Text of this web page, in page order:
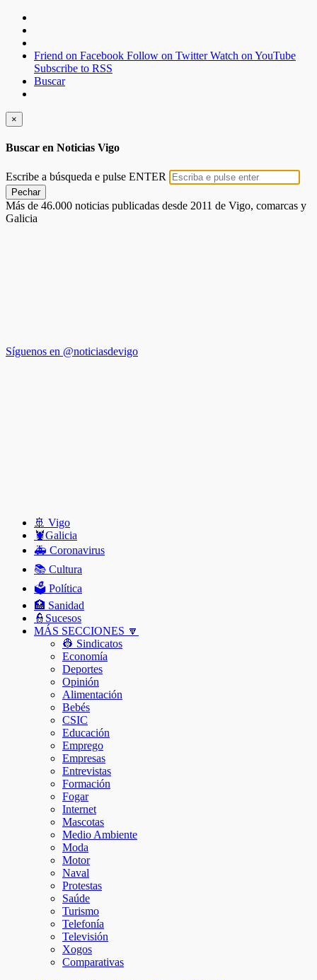
Friend on Facebook Follow on Twitter Watch on YouTube
Subscribe to RSS
Buscar
×
Buscar en Noticias Vigo
Escribe a búsqueda e pulse ENTER
Pechar
Más de 46.000 noticias publicadas desde 2011 de Vigo, comarcas y
Galicia
Síguenos en @noticiasdevigo
🚢 Vigo
🦞️Galicia
🚑 Coronavirus
📚 Cultura
🗳️ Política
🏥 Sanidad
👮Sucesos
MÁS SECCIONES 🔽
👷 Sindicatos
Economía
Deportes
Opinión
Alimentación
Bebés
CSIC
Educación
Emprego
Empresas
Entrevistas
Formación
Fogar
Internet
Mascotas
Medio Ambiente
Moda
Motor
Naval
Protestas
Saúde
Turismo
Telefonía
Televisión
Xogos
Comparativas